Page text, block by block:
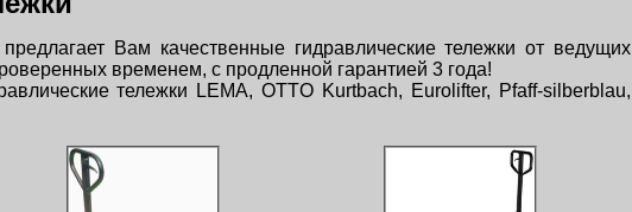
Вам качественные гидравлические тележки от ведущих
временем, с продленной гарантией 3 года!
тележки LEMA, OTTO Kurtbach, Eurolifter, Pfaff-silberblau,